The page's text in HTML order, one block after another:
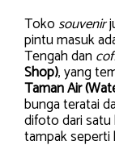
Toko souvenir
pintu masuk
Tengah dan
Shop), yang
Taman Air
bunga teratai
difoto dari
tampak seperti